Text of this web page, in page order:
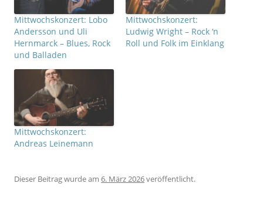
Mittwochskonzert: Lobo
Andersson und Uli
Hernmarck – Blues, Rock
und Balladen
Mittwochskonzert:
Ludwig Wright – Rock ‘n
Roll und Folk im Einklang
Mittwochskonzert:
Andreas Leinemann
Dieser Beitrag wurdeam 6. März 2026veröffentlicht.